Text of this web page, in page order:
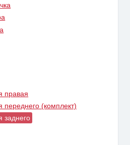
правая
переднего (комплект)
заднего